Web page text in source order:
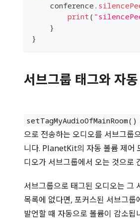
    conference
.
print (
}
}
서브그룹 태그와 자
setTagMyAudioOfMainRoom()
으로 전송하는 오디오를 서브그룹
니다. PlanetKit의 자동 볼륨 제어
디오가 서브그룹에서 오는 것으로
서브그룹으로 태그된 오디오는 그
목록에 없다면, 포커스된 서브그룹
발언할 때 자동으로 볼륨이 감소됩